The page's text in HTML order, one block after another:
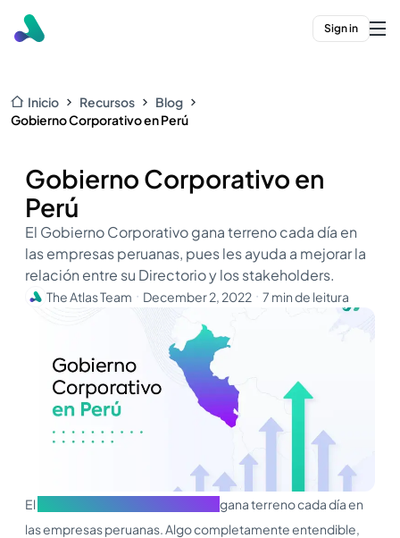
Sign in
Inicio Recursos
Blog
Gobierno Corporativo en Perú
Gobierno Corporativo en
Perú
El Gobierno Corporativo gana terreno cada día en
las empresas peruanas, pues les ayuda a mejorar la
relación entre su Directorio y los stakeholders.
The Atlas Team ・ December 2, 2022 ・ 7 min de leitura
El
gana terreno cada día en
las empresas peruanas. Algo completamente entendible,